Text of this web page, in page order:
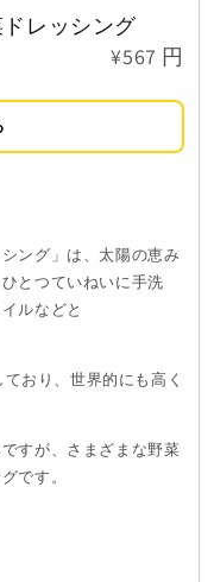
レッシング
¥567 円
ング」は、 太陽の恵み
とつていねいに手洗
ルなどと
おり、世界的にも高く
すが、 さまざまな野菜
です。